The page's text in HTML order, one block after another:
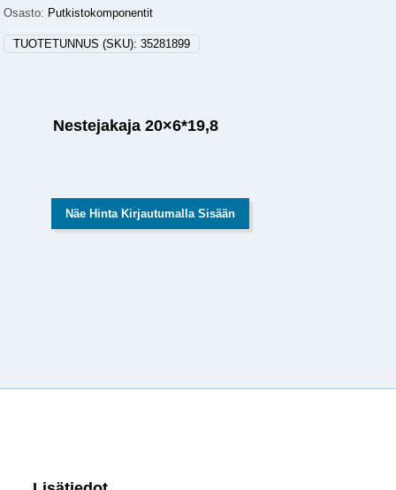
Osasto: Putkistokomponentit
TUOTETUNNUS (SKU):35281899
Nestejakaja 20×6*19,8
Näe Hinta Kirjautumalla Sisään